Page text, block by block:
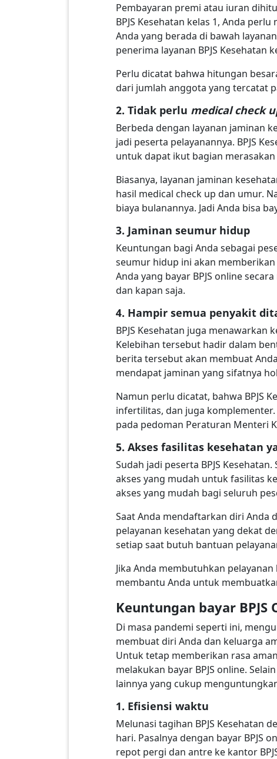
Pembayaran premi atau iuran
BPJS Kesehatan kelas 1, Anda
Anda yang berada di bawah
penerima layanan BPJS Kesehatan
Perlu dicatat bahwa hitungan
dari jumlah anggota yang tercatat
2. Tidak perlu medical check
Berbeda dengan layanan jaminan
jadi peserta pelayanannya. BPJS
untuk dapat ikut bagian
Biasanya, layanan jaminan
hasil medical check up dan umur.
biaya bulanannya. Jadi Anda bisa
3. Jaminan seumur hidup
Keuntungan bagi Anda sebagai
seumur hidup ini akan
Anda yang bayar BPJS online
dan kapan saja.
4. Hampir semua penyakit
BPJS Kesehatan juga menawarkan
Kelebihan tersebut hadir dalam
berita tersebut akan membuat
mendapat jaminan yang sifatnya
Namun perlu dicatat, bahwa BPJS
infertilitas, dan juga
pada pedoman Peraturan Menteri
5. Akses fasilitas kesehatan
Sudah jadi peserta BPJS
akses yang mudah untuk fasilitas
akses yang mudah bagi seluruh
Saat Anda mendaftarkan diri Anda
pelayanan kesehatan yang dekat
setiap saat butuh bantuan
Jika Anda membutuhkan
membantu Anda untuk
Keuntungan bayar BPJS
Di masa pandemi seperti ini,
membuat diri Anda dan keluarga
Untuk tetap memberikan rasa
melakukan bayar BPJS online.
lainnya yang cukup
1. Efisiensi waktu
Melunasi tagihan BPJS Kesehatan
hari. Pasalnya dengan bayar BPJS
repot pergi dan antre ke kantor